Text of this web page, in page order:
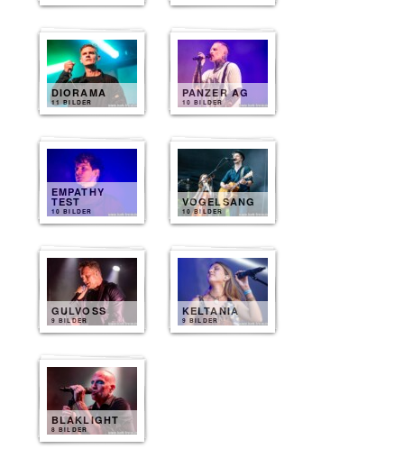
DIORAMA
11 BILDER
PANZER AG
10 BILDER
EMPATHY
TEST
10 BILDER
VOGELSANG
10 BILDER
GULVOSS
9 BILDER
KELTANIA
9 BILDER
BLAKLIGHT
8 BILDER